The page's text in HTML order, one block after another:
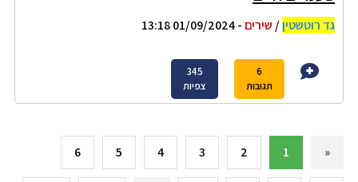
גד רוטשטין/ שירים - 01/09/2024 13:18
6
תגובות
345
צפיות
«
1
2
3
4
5
6